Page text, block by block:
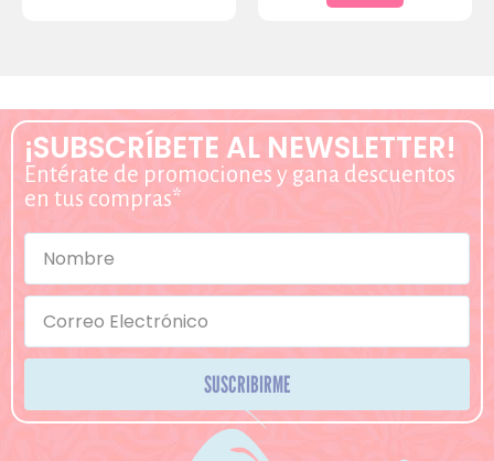
¡SUBSCRÍBETE AL NEWSLETTER!
Entérate de promociones y gana descuentos
en tus compras*
SUSCRIBIRME